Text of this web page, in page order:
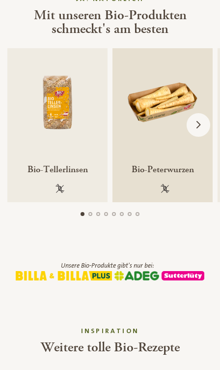
Mit unseren Bio-Produkten
schmeckt's am besten
Bio-Tellerlinsen
100 % gentechnikfrei
Bio-Peterwurzen
100 %
Unsere Bio-Produkte gibt's nur bei:
INSPIRATION
Weitere tolle Bio-Rezepte